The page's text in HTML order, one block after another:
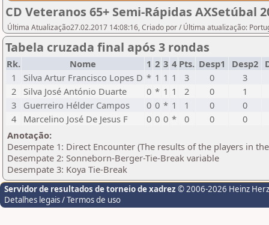
CD Veteranos 65+ Semi-Rápidas AXSetúbal
Última Atualização27.02.2017 14:08:16, Criado por / Última atualização:
Tabela cruzada final após 3 rondas
Rk. Nome 1 2 3 4 Pts. Desp1 Desp2
1
Silva Artur Francisco Lopes D * 1 1 1 3 0
3
2
Silva José António Duarte 0 * 1 1 2 0
1
3
Guerreiro Hélder Campos 0 0 * 1 1 0
0
4
Marcelino José De Jesus F 0 0 0 * 0 0
0
Anotação:
Desempate 1: Direct Encounter (The results of the players in
Desempate 2: Sonneborn-Berger-Tie-Break variable
Desempate 3: Koya Tie-Break
Servidor de resultados de torneio de xadrez © 2006-2026 Heinz
Detalhes legais / Termos de uso